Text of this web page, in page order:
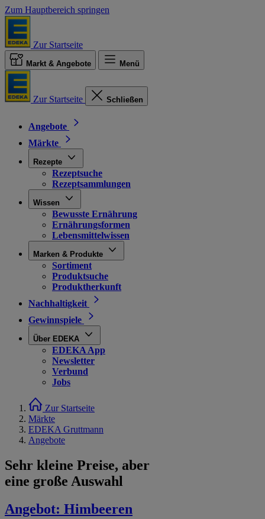
Zum Hauptbereich springen
Zur Startseite
Markt & Angebote Menü
Zur Startseite Schließen
Angebote
Märkte
Rezepte
Rezeptsuche
Rezeptsammlungen
Wissen
Bewusste Ernährung
Ernährungsformen
Lebensmittelwissen
Marken & Produkte
Sortiment
Produktsuche
Produktherkunft
Nachhaltigkeit
Gewinnspiele
Über EDEKA
EDEKA App
Newsletter
Verbund
Jobs
Zur Startseite
Märkte
EDEKA Gruttmann
Angebote
Sehr kleine Preise, aber
eine große Auswahl
Angebot: Himbeeren